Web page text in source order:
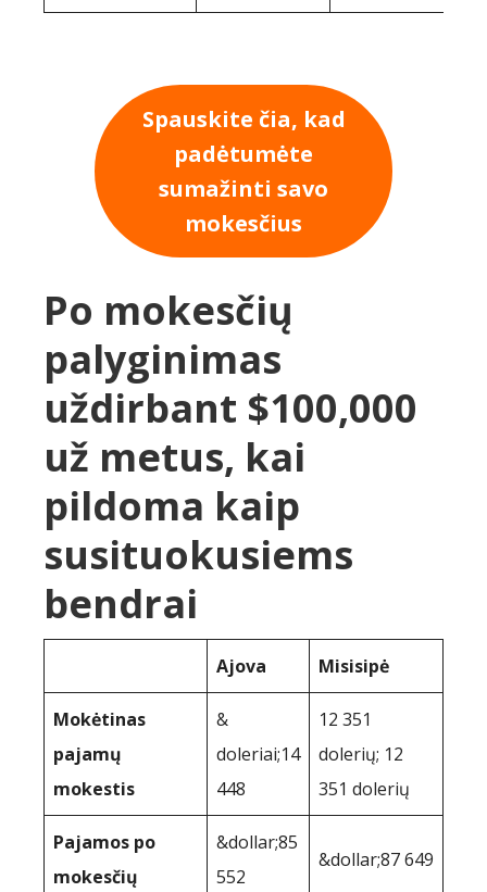
Spauskite čia, kad
padėtumėte
sumažinti savo
mokesčius
Po mokesčių
palyginimas
uždirbant $100,000
už metus, kai
pildoma kaip
susituokusiems
bendrai
Ajova Misisipė
Mokėtinas
pajamų
mokestis
&
doleriai;14
448
12 351
dolerių; 12
351 dolerių
Pajamos po
mokesčių
&dollar;85
552
&dollar;87 649